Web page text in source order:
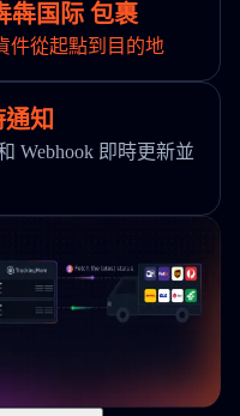
犇国际 包裹
件從起點到目的地
知
Webhook 即時更新並